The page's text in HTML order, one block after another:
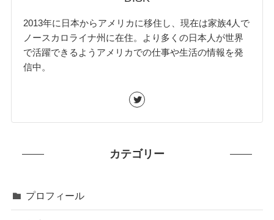
2013年に日本からアメリカに移住し、現在は家族4人で
ノースカロライナ州に在住。より多くの日本人が世界
で活躍できるようアメリカでの仕事や生活の情報を発
信中。
カテゴリー
プロフィール